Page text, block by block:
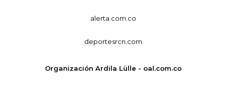
alerta.com.co
deportesrcn.com
Organización Ardila Lülle - oal.com.co